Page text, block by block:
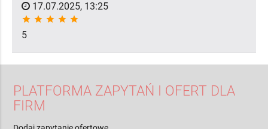
17.07.2025, 13:25
star star star star star
5
PLATFORMA ZAPYTAŃ I OFERT DLA
FIRM